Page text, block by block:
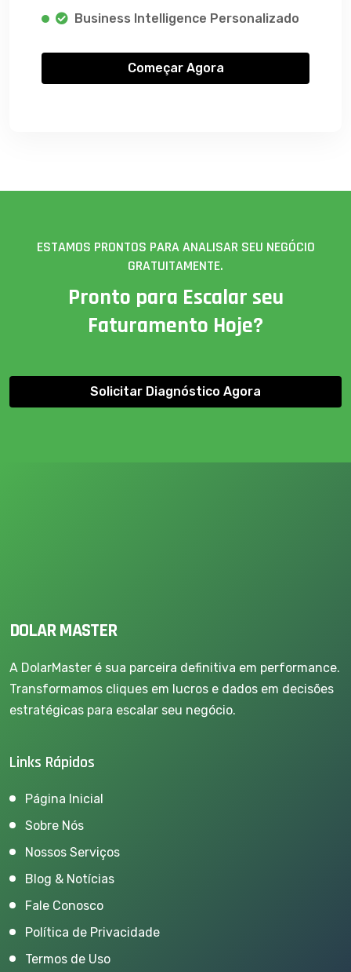
Business Intelligence Personalizado
Começar Agora
ESTAMOS PRONTOS PARA ANALISAR SEU NEGÓCIO
GRATUITAMENTE.
Pronto para Escalar seu
Faturamento Hoje?
Solicitar Diagnóstico Agora
DOLAR MASTER
A DolarMaster é sua parceira definitiva em performance.
Transformamos cliques em lucros e dados em decisões
estratégicas para escalar seu negócio.
Links Rápidos
Página Inicial
Sobre Nós
Nossos Serviços
Blog & Notícias
Fale Conosco
Política de Privacidade
Termos de Uso